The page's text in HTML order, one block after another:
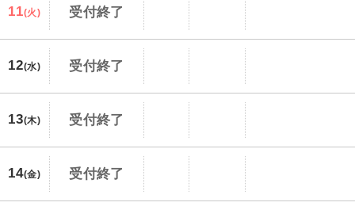
11(火) 受付終了
12(水) 受付終了
13(木) 受付終了
14(金) 受付終了